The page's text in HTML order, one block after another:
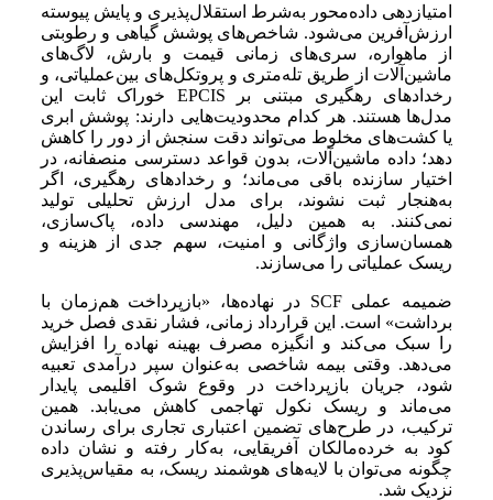
امتیازدهی داده‌محور به‌شرط استقلال‌پذیری و پایش پیوسته
ارزش‌آفرین می‌شود. شاخص‌های پوشش گیاهی و رطوبتی
از ماهواره، سری‌های زمانی قیمت و بارش، لاگ‌های
ماشین‌آلات از طریق تله‌متری و پروتکل‌های بین‌عملیاتی، و
رخدادهای رهگیری مبتنی بر EPCIS خوراک ثابت این
مدل‌ها هستند. هر کدام محدودیت‌هایی دارند: پوشش ابری
یا کشت‌های مخلوط می‌تواند دقت سنجش از دور را کاهش
دهد؛ داده ماشین‌آلات، بدون قواعد دسترسی منصفانه، در
اختیار سازنده باقی می‌ماند؛ و رخدادهای رهگیری، اگر
به‌هنجار ثبت نشوند، برای مدل ارزش تحلیلی تولید
نمی‌کنند. به همین دلیل، مهندسی داده، پاک‌سازی،
همسان‌سازی واژگانی و امنیت، سهم جدی از هزینه و
ریسک عملیاتی را می‌سازند.
ضمیمه عملی SCF در نهاده‌ها، «بازپرداخت هم‌زمان با
برداشت» است. این قرارداد زمانی، فشار نقدی فصل خرید
را سبک می‌کند و انگیزه مصرف بهینه نهاده را افزایش
می‌دهد. وقتی بیمه شاخصی به‌عنوان سپر درآمدی تعبیه
شود، جریان بازپرداخت در وقوع شوک اقلیمی پایدار
می‌ماند و ریسک نکول تهاجمی کاهش می‌یابد. همین
ترکیب، در طرح‌های تضمین اعتباری تجاری برای رساندن
کود به خرده‌مالکان آفریقایی، به‌کار رفته و نشان داده
چگونه می‌توان با لایه‌های هوشمند ریسک، به مقیاس‌پذیری
نزدیک شد.